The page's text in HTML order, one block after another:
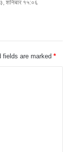
शनिबार १५:०६
fields are marked *